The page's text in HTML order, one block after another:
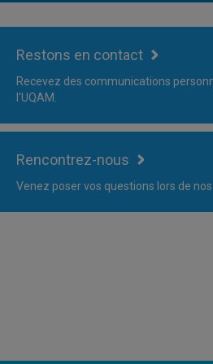
Restons en contact
Recevez des communications
l'UQAM.
Rencontrez-nous
Venez poser vos questions lors de